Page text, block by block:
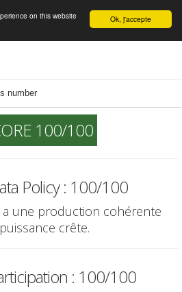
English Ok, j'accepte
on this website
number
100/100
Policy : 100/100
a une production cohérente
crête.
: 100/100